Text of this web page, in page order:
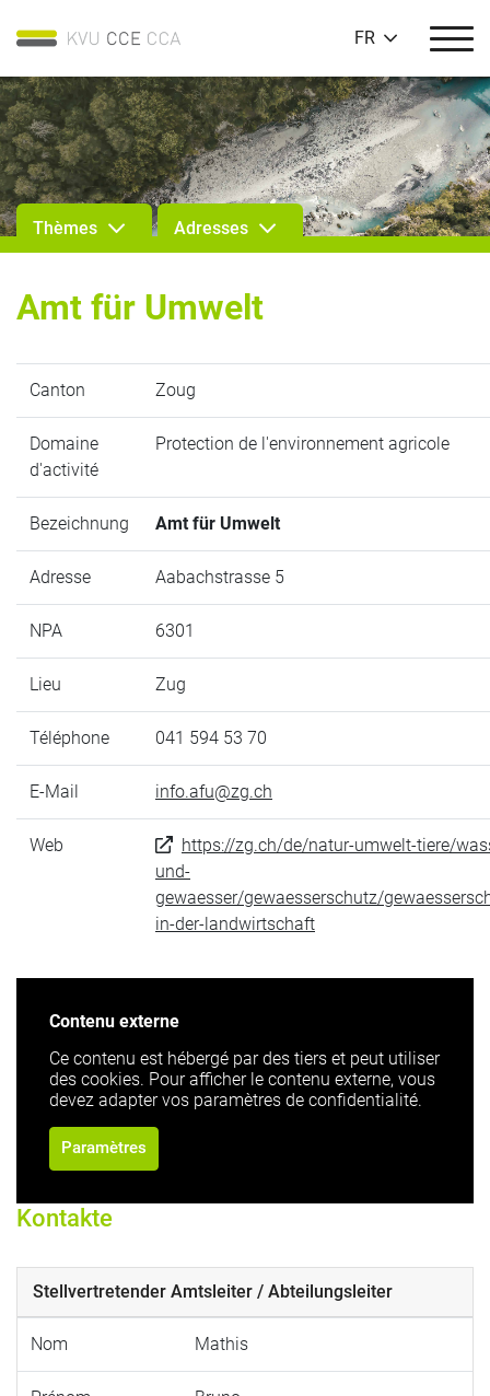
FR
Thèmes Adresses
Amt für Umwelt
Canton Zoug
Domaine
d'activité
Protection de l'environnement agricole
Bezeichnung Amt für Umwelt
Adresse Aabachstrasse 5
NPA 6301
Lieu Zug
Téléphone 041 594 53 70
E-Mail info.afu@zg.ch
Web
https://zg.ch/de/natur-umwelt-tiere/
und-
gewaesser/gewaesserschutz/
in-der-landwirtschaft
Contenu externe
Ce contenu est hébergé par des tiers et peut utiliser
des cookies. Pour afficher le contenu externe, vous
devez adapter vos paramètres de confidentialité.
Paramètres
Kontakte
Stellvertretender Amtsleiter / Abteilungsleiter
Nom Mathis